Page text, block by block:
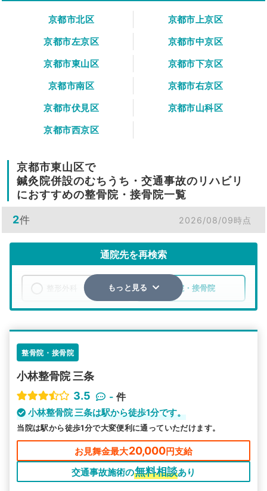
京都市北区
京都市上京区
京都市左京区
京都市中京区
京都市東山区
京都市下京区
京都市南区
京都市右京区
京都市伏見区
京都市山科区
京都市西京区
京都市東山区で
鍼灸院併設のむちうち・交通事故のリハビリ
におすすめの整骨院・接骨院一覧
2件 2026/08/09時点
通院先を再検索
整骨院・接骨院
詳細条件で絞り込む
その他の検索方法
駅から探す 院名から探す
もっと見る
整骨院・接骨院
小林整骨院 三条
3.5
- 件
小林整骨院 三条は駅から徒歩1分です。
当院は駅から徒歩1分で大変便利に通っていただけます。
お見舞金最大20,000円支給
交通事故施術の無料相談あり